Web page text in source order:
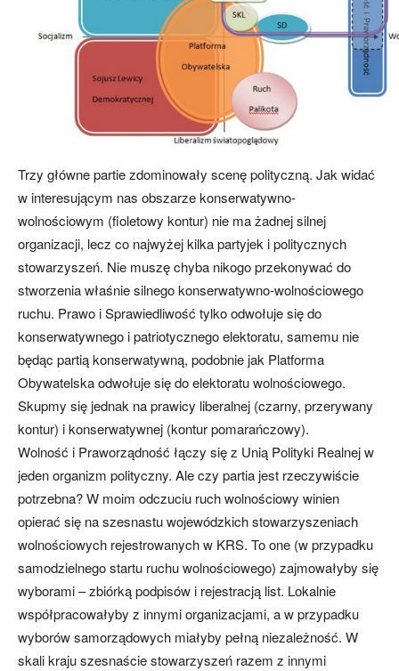
Trzy główne partie zdominowały scenę polityczną. Jak widać
w interesującym nas obszarze konserwatywno-
wolnościowym (fioletowy kontur) nie ma żadnej silnej
organizacji, lecz co najwyżej kilka partyjek i politycznych
stowarzyszeń. Nie muszę chyba nikogo przekonywać do
stworzenia właśnie silnego konserwatywno-wolnościowego
ruchu. Prawo i Sprawiedliwość tylko odwołuje się do
konserwatywnego i patriotycznego elektoratu, samemu nie
będąc partią konserwatywną, podobnie jak Platforma
Obywatelska odwołuje się do elektoratu wolnościowego.
Skupmy się jednak na prawicy liberalnej (czarny, przerywany
kontur) i konserwatywnej (kontur pomarańczowy).
Wolność i Praworządność łączy się z Unią Polityki Realnej w
jeden organizm polityczny. Ale czy partia jest rzeczywiście
potrzebna? W moim odczuciu ruch wolnościowy winien
opierać się na szesnastu wojewódzkich stowarzyszeniach
wolnościowych rejestrowanych w KRS. To one (w przypadku
samodzielnego startu ruchu wolnościowego) zajmowałyby się
wyborami – zbiórką podpisów i rejestracją list. Lokalnie
współpracowałyby z innymi organizacjami, a w przypadku
wyborów samorządowych miałyby pełną niezależność. W
skali kraju szesnaście stowarzyszeń razem z innymi